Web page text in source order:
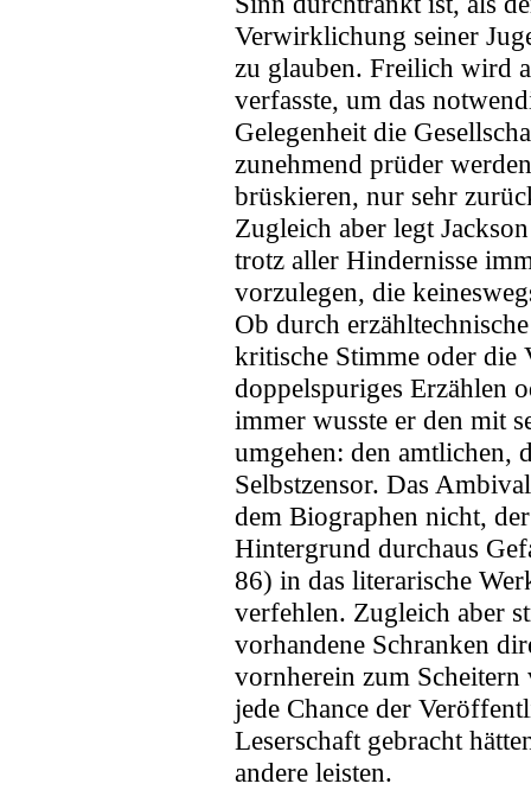
Verwirklichung seiner
zu glauben. Freilich wird
verfasste, um das
Gelegenheit die
zunehmend prüder
brüskieren, nur sehr
Zugleich aber legt
trotz aller Hindernisse
vorzulegen, die
Ob durch
kritische Stimme oder die
doppelspuriges Erzählen
immer wusste er den mit
umgehen: den amtlichen,
Selbstzensor. Das
dem Biographen nicht,
Hintergrund durchaus
86) in das literarische
verfehlen. Zugleich aber
vorhandene Schranken
vornherein zum
jede Chance der
Leserschaft gebracht
andere leisten.